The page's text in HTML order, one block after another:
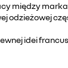
między
odzieżowej
idei